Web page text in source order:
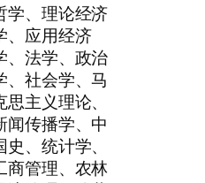
学、理论经济
、应用经济
、法学、政治
、社会学、马
思主义理论、
闻传播学、中
史、统计学、
商管理、农林